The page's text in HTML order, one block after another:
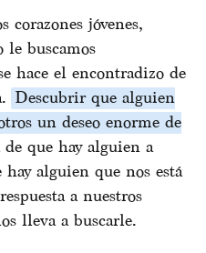
corazones jóvenes,
le buscamos
hace el encontradizo de
Descubrir que alguien
un deseo enorme de
que hay alguien a
alguien que nos está
a nuestros
lleva a buscarle.